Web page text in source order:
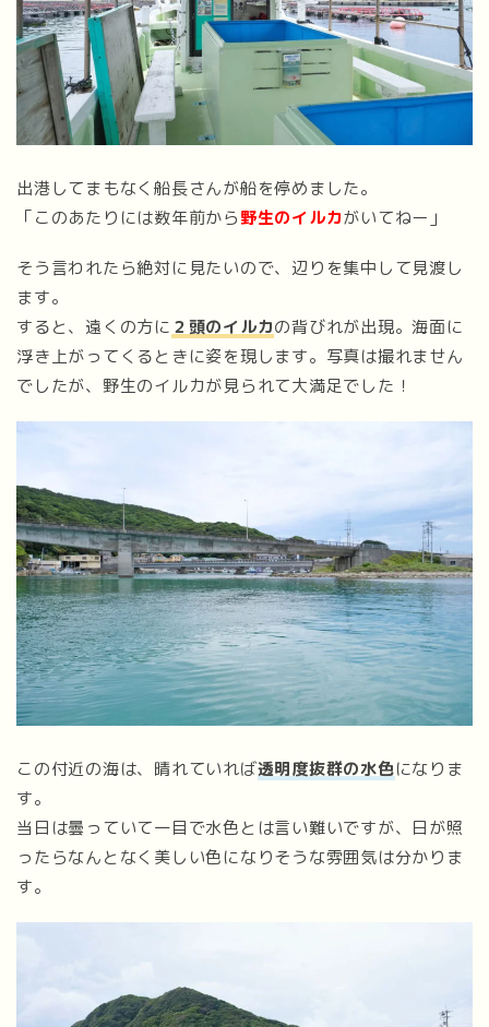
出港してまもなく船長さんが船を停めました。
「このあたりには数年前から野生のイルカがいてねー」
そう言われたら絶対に見たいので、辺りを集中して見渡し
ます。
すると、遠くの方に ２頭のイルカの背びれが出現。海面に
浮き上がってくるときに姿を現します。写真は撮れません
でしたが、野生のイルカが見られて大満足でした！
この付近の海は、晴れていれば透明度抜群の水色になりま
す。
当日は曇っていて一目で水色とは言い難いですが、日が照
ったらなんとなく美しい色になりそうな雰囲気は分かりま
す。